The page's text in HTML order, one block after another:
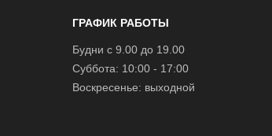
ГРАФИК РАБОТЫ
Будни с 9.00 до 19.00
Суббота: 10:00 - 17:00
Воскресенье: выходной